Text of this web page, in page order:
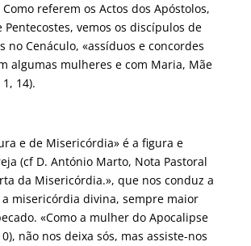
referem os Actos dos Apóstolos,
Pentecostes, vemos os discípulos de
no Cenáculo, «assíduos e concordes
algumas mulheres e com Maria, Mãe
14).
e de Misericórdia» é a figura e
(cf D. António Marto, Nota Pastoral
da Misericórdia.», que nos conduz a
misericórdia divina, sempre maior
«Como a mulher do Apocalipse
não nos deixa sós, mas assiste-nos